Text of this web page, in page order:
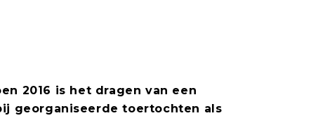
2016 is het dragen van een
georganiseerde toertochten als